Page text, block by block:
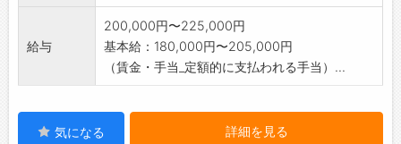
働く環境も、各種保険完備は勿論、残業、有給
取得、育児支援等のライフバランスを常に意識
した取組みを進めております。
【UIターン歓迎】
現在も多くのUIターン社員が活躍しています！
飯田市は長野県南部に位置し、東に南アルプ
ス、西を風越山を抱え、中央に天竜川が流れる
給与
200,000円〜225,000円
基本給：180,000円〜205,000円
（賃金・手当_定額的に支払われる手当）...
気になる 詳細を見る